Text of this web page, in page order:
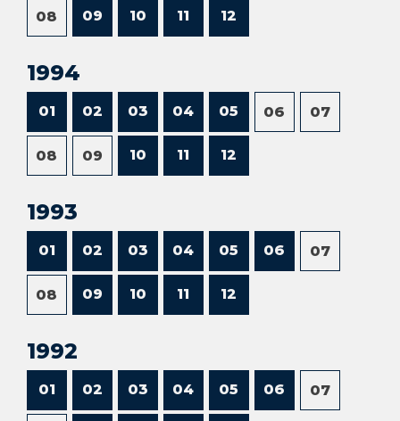
08 09 10 11 12
1994
01 02 03 04 05 06 07
08 09 10 11 12
1993
01 02 03 04 05 06 07
08 09 10 11 12
1992
01 02 03 04 05 06 07